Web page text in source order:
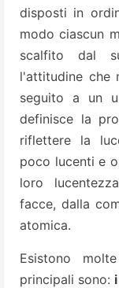
disposti in
modo ciascun
scalfito dal
l'attitudine che
seguito a un
definisce la
riflettere la
poco lucenti e
loro
facce, dalla
atomica.
Esistono molte
principali sono: